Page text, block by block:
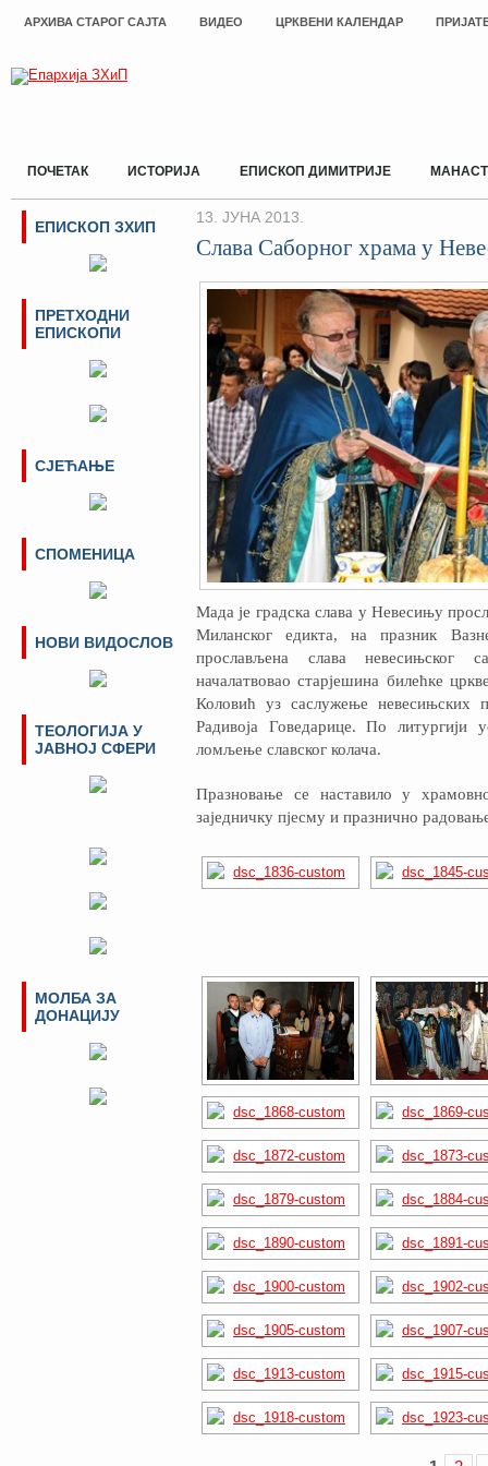
АРХИВА СТАРОГ САЈТА ВИДЕО ЦРКВЕНИ КАЛЕНДАР
ПОЧЕТАК ИСТОРИЈА ЕПИСКОП ДИМИТРИЈЕ
13. ЈУНА 2013.
Слава Саборног храма у
Мада је градска слава у Невесињу
Миланског едикта, на празник
прослављена слава невесињског
началатвовао старјешина билећке
Коловић уз саслужење невесињских
Радивоја Говедарице. По литургији
ломљење славског колача.
Празновање се наставило у
заједничку пјесму и празнично
ЕПИСКОП ЗХИП
ПРЕТХОДНИ
ЕПИСКОПИ
СЈЕЋАЊЕ
СПОМЕНИЦА
НОВИ ВИДОСЛОВ
ТЕОЛОГИЈА У
ЈАВНОЈ СФЕРИ
МОЛБА ЗА
ДОНАЦИЈУ